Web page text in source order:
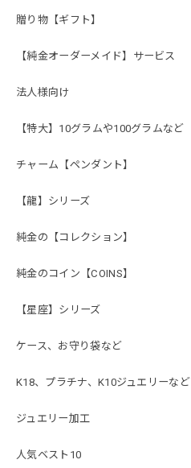
贈り物【ギフト】
【純金オーダーメイド】サービス
法人様向け
【特大】10グラムや100グラムなど
チャーム【ペンダント】
【龍】シリーズ
純金の【コレクション】
純金のコイン【COINS】
【星座】シリーズ
ケース、お守り袋など
K18、プラチナ、K10ジュエリーなど
ジュエリー加工
人気ベスト10